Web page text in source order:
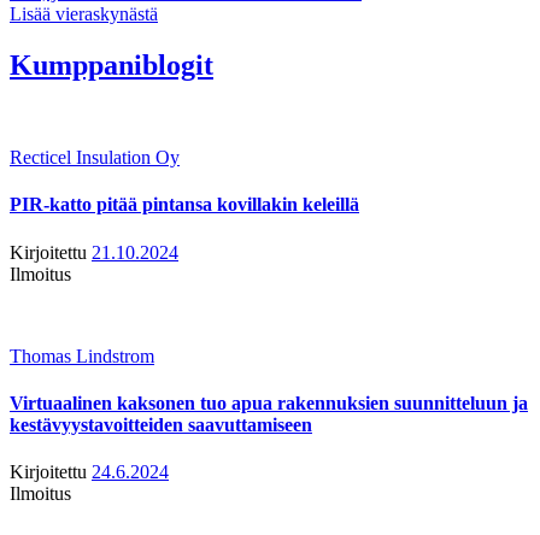
Lisää vieraskynästä
Kumppaniblogit
Recticel Insulation Oy
PIR-katto pitää pintansa kovillakin keleillä
Kirjoitettu 21.10.2024
Ilmoitus
Thomas Lindstrom
Virtuaalinen kaksonen tuo apua rakennuksien suunnitteluun ja
kestävyystavoitteiden saavuttamiseen
Kirjoitettu 24.6.2024
Ilmoitus